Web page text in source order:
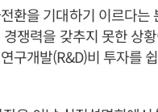
환을 기대하기 이르다
쟁력을 갖추지 못한 상
구개발(R&D)비 투자를